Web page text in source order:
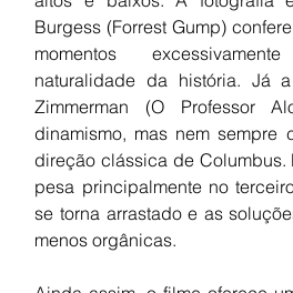
Burgess (Forrest Gump)
momentos
naturalidade da história. Já
Zimmerman (O Professor
dinamismo, mas nem sempre
direção clássica de Columbus.
pesa principalmente no
se torna arrastado e as
menos orgânicas.